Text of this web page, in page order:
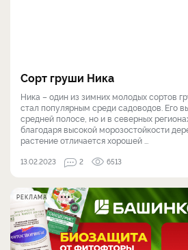
Сорт груши Ника
Ника – один из зимних молодых сортов
стал популярным среди садоводов. Его
средней полосе, но и в северных
благодаря высокой морозостойкости
растение отличается хорошей ...
13.02.2023 2 6513
РЕКЛАМА